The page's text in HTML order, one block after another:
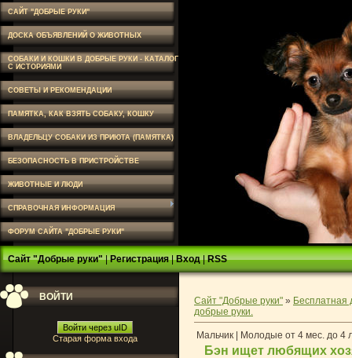
САЙТ "ДОБРЫЕ РУКИ"
ДОСКА ОБЪЯВЛЕНИЙ О ЖИВОТНЫХ
СОБАКИ И КОШКИ В ДОБРЫЕ РУКИ - КАТАЛОГ
С ИСТОРИЯМИ
СОВЕТЫ И РЕКОМЕНДАЦИИ
ПАМЯТКА, КАК ВЗЯТЬ СОБАКУ, КОШКУ
ВЛАДЕЛЬЦУ СОБАКИ ИЗ ПРИЮТА (ПАМЯТКА)
БЕЗОПАСНОСТЬ В ПРИСТРОЙСТВЕ
ЖИВОТНЫЕ И ЛЮДИ
СПРАВОЧНАЯ ИНФОРМАЦИЯ
ФОРУМ САЙТА "ДОБРЫЕ РУКИ"
Сайт "Добрые руки"|Регистрация|Вход|RSS
ВОЙТИ
Войти через uID
Старая форма входа
Сайт "Добрые руки" » Бесплатная
добрые руки.
Мальчик | Молодые от 4 мес. до 4
Бэн ищет любящих